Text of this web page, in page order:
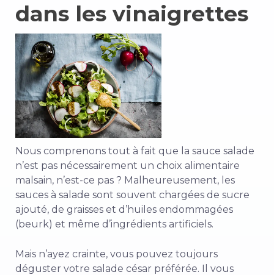
dans les vinaigrettes
Nous comprenons tout à fait que la sauce salade
n’est pas nécessairement un choix alimentaire
malsain, n’est-ce pas ? Malheureusement, les
sauces à salade sont souvent chargées de sucre
ajouté, de graisses et d’huiles endommagées
(beurk) et même d’ingrédients artificiels.
Mais n’ayez crainte, vous pouvez toujours
déguster votre salade césar préférée. Il vous